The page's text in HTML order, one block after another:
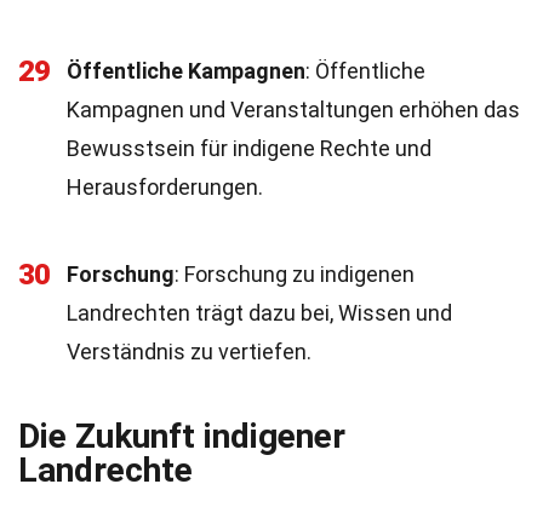
29 Öffentliche Kampagnen: Öffentliche
Kampagnen und Veranstaltungen erhöhen das
Bewusstsein für indigene Rechte und
Herausforderungen.
30 Forschung: Forschung zu indigenen
Landrechten trägt dazu bei, Wissen und
Verständnis zu vertiefen.
Die Zukunft indigener
Landrechte